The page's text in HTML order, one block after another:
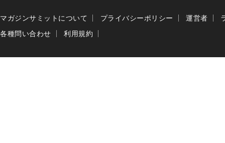
マガジンサミットについて プライバシーポリシー 運営者
各種問い合わせ
利用規約